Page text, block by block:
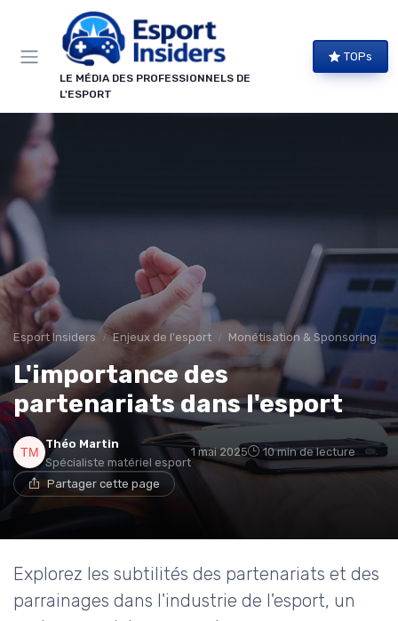
LE MÉDIA DES PROFESSIONNELS DE
L'ESPORT
TOPs
Esport Insiders Enjeux de l'esport Monétisation & Sponsoring
L'importance des
partenariats dans l'esport
Théo Martin
Spécialiste matériel esport
1 mai 2025 10 min de lecture
Partager cette page
Explorez les subtilités des partenariats et des
parrainages dans l'industrie de l'esport, un
Panneau de gestion des cookies